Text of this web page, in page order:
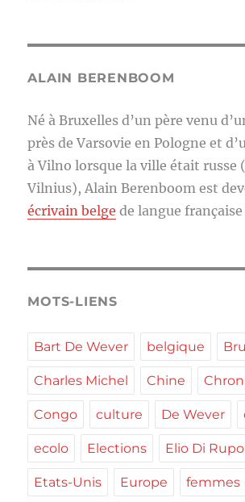
ALAIN BERENBOOM
Né à Bruxelles d’un père venu
près de Varsovie en Pologne et
à Vilno lorsque la ville était russe
Vilnius), Alain Berenboom est
écrivain belge de langue française
MOTS-LIENS
Bart De Wever belgique
Charles Michel Chine
Congo culture De Wever
ecolo Elections Elio Di Rupo
Etats-Unis Europe femmes